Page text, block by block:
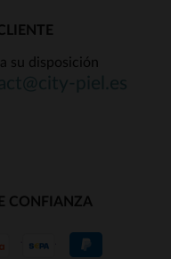
su disposición
CONFIANZA